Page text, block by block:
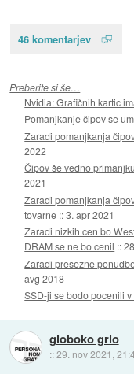
46 komentarjev
Preberite si še…
Nvidia: Grafičnih kartic
Pomanjkanje čipov se
Zaradi pomanjkanja
2022
Čipov še vedno
2021
Zaradi pomanjkanja
tovarne ::3. apr 2021
Zaradi nizkih cen bo
DRAM se ne bo cenil ::
Zaradi presežne
avg 2018
SSD-ji se bodo pocenili
globoko grlo
::29. nov 2021,